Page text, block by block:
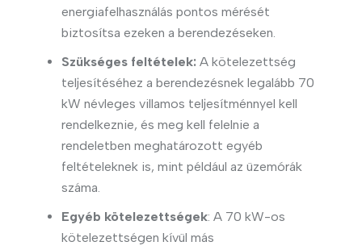
energiafelhasználás pontos mérését
biztosítsa ezeken a berendezéseken.
Szükséges feltételek: A kötelezettség
teljesítéséhez a berendezésnek legalább 70
kW névleges villamos teljesítménnyel kell
rendelkeznie, és meg kell felelnie a
rendeletben meghatározott egyéb
feltételeknek is, mint például az üzemórák
száma.
Egyéb kötelezettségek: A 70 kW-os
kötelezettségen kívül más